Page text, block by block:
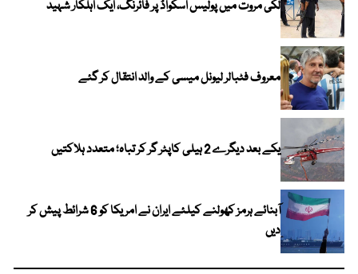
لکی مروت میں پولیس اسکواڈ پر فائرنگ، ایک اہلکار شہید
معروف فٹبالر لیونل میسی کے والد انتقال کر گئے
یکے بعد دیگرے 2 ہیلی کاپٹر گر کر تباہ؛ متعدد ہلاکتیں
آبنائے ہرمز کھولنے کیلئے ایران نے امریکا کو 6 شرائط پیش کر
دیں